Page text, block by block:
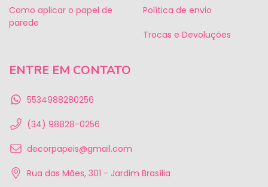
Como aplicar o papel de
parede
Política de envio
Trocas e Devoluções
ENTRE EM CONTATO
5534988280256
(34) 98828-0256
decorpapeis@gmail.com
Rua das Mães, 301 - Jardim Brasília